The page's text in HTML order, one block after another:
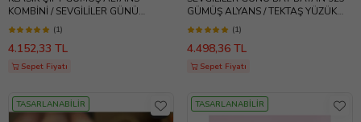
KOMBİNİ / SEVGİLİLER GÜNÜ
HEDİYE / TEKTAŞ YÜZÜK HEDİYE //
SÖZ NİİŞAN YÜZÜKLERİ
(1)
4.152,33 TL
Sepet Fiyatı
GÜMÜŞ ALYANS / TEKTAŞ YÜZÜK
HEDİYELİ - Ats1123
(1)
4.498,36 TL
Sepet Fiyatı
TASARLANABİLİR TASARLANABİLİR